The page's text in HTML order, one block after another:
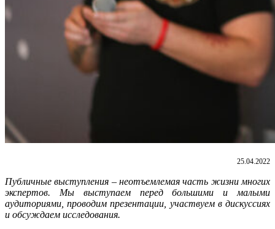
25.04.2022
Публичные выступления – неотъемлемая часть жизни многих
экспертов. Мы выступаем перед большими и малыми
аудиториями, проводим презентации, участвуем в дискуссиях
и обсуждаем исследования.